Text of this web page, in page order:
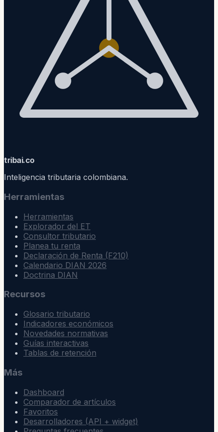
tribai.co
Inteligencia tributaria colombiana.
Herramientas
Herramientas
Explorador del ET
Consultor tributario
Planea tu renta
Declaración de Renta (F210)
Calendario DIAN 2026
Doctrina DIAN
Recursos
Glosario tributario
Indicadores económicos
Novedades normativas
Guías interactivas
Tablas de retención
Más
Dashboard
Comparador de artículos
Favoritos
Desarrolladores (API + widget)